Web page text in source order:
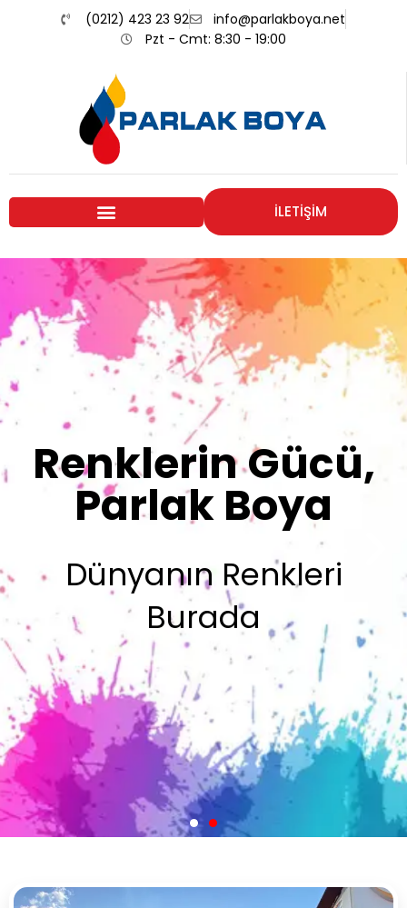
(0212) 423 23 92
info@parlakboya.net
Pzt - Cmt: 8:30 - 19:00
İLETİŞİM
Renklerimiz
Sizin İmzanız
Olsun